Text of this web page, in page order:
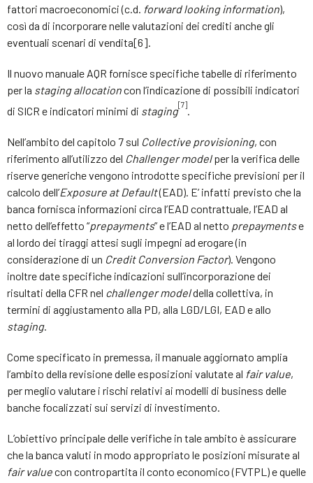
fattori macroeconomici (c.d. forward looking information),
così da di incorporare nelle valutazioni dei crediti anche gli
eventuali scenari di vendita[6].
Il nuovo manuale AQR fornisce specifiche tabelle di riferimento
per la staging allocationcon l’indicazione di possibili indicatori
di SICR e indicatori minimi di staging
[7]
.
Nell’ambito del capitolo 7 sul Collective provisioning, con
riferimento all’utilizzo del Challenger modelper la verifica delle
riserve generiche vengono introdotte specifiche previsioni per il
calcolo dell’Exposure at Default(EAD). E’ infatti previsto che la
banca fornisca informazioni circa l’EAD contrattuale, l’EAD al
netto dell’effetto “prepayments” e l’EAD al netto prepaymentse
al lordo dei tiraggi attesi sugli impegni ad erogare (in
considerazione di un Credit Conversion Factor). Vengono
inoltre date specifiche indicazioni sull’incorporazione dei
risultati della CFR nel challenger modeldella collettiva, in
termini di aggiustamento alla PD, alla LGD/LGI, EAD e allo
staging.
Come specificato in premessa, il manuale aggiornato amplia
l’ambito della revisione delle esposizioni valutate al fair value,
per meglio valutare i rischi relativi ai modelli di business delle
banche focalizzati sui servizi di investimento.
L’obiettivo principale delle verifiche in tale ambito è assicurare
che la banca valuti in modo appropriato le posizioni misurate al
fair valuecon contropartita il conto economico (FVTPL) e quelle